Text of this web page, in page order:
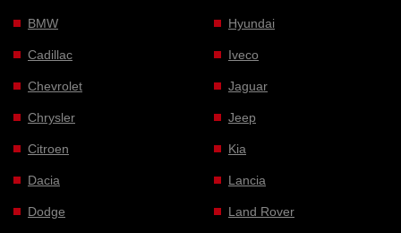
BMW
Cadillac
Chevrolet
Chrysler
Citroen
Dacia
Dodge
Hyundai
Iveco
Jaguar
Jeep
Kia
Lancia
Land Rover